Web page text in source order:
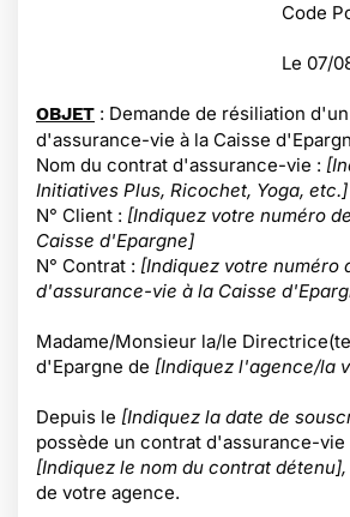
Code
Le 07/
OBJET : Demande de résiliation
d'assurance-vie à la Caisse
Nom du contrat d'assurance-vie :
Initiatives Plus, Ricochet, Yoga, etc.]
N° Client : [Indiquez votre numéro
Caisse d'Epargne]
N° Contrat : [Indiquez votre numéro
d'assurance-vie à la Caisse
Madame/Monsieur la/le
d'Epargne de [Indiquez l'agence/la
Depuis le [Indiquez la date de
possède un contrat d'assurance-vie
[Indiquez le nom du contrat détenu],
de votre agence.